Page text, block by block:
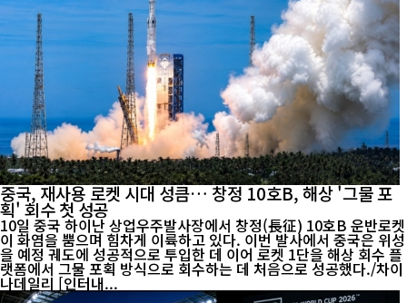
중국, 재사용 로켓 시대 성큼… 창정 10호B, 해상 '그물 포
획' 회수 첫 성공
10일 중국 하이난 상업우주발사장에서 창정(長征) 10호B 운반로켓
이 화염을 뿜으며 힘차게 이륙하고 있다. 이번 발사에서 중국은 위성
을 예정 궤도에 성공적으로 투입한 데 이어 로켓 1단을 해상 회수 플
랫폼에서 그물 포획 방식으로 회수하는 데 처음으로 성공했다./차이
나데일리 [인터내...